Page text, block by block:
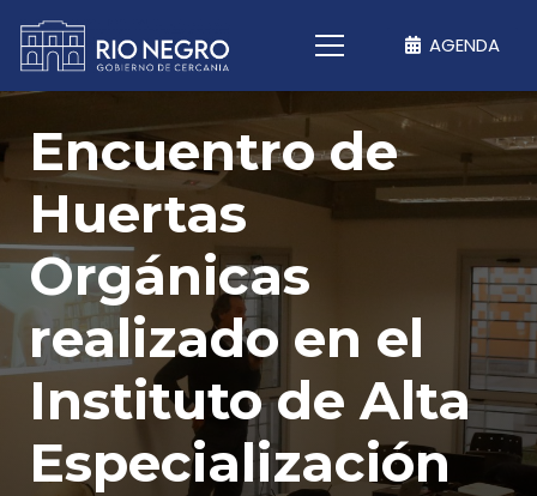
AGENDA
Encuentro de
Huertas
Orgánicas
realizado en el
Instituto de Alta
Especialización